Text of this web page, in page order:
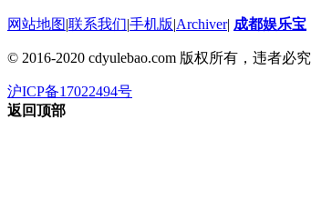
网站地图|联系我们|手机版|Archiver| 成都娱乐宝
© 2016-2020 cdyulebao.com 版权所有，违者必究
沪ICP备17022494号
返回顶部